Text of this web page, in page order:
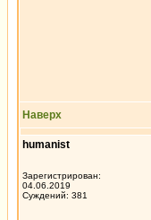
Наверх
humanist
Зарегистрирован:
04.06.2019
Суждений: 381